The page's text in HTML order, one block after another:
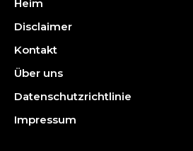
Heim
Disclaimer
Kontakt
Über uns
Datenschutzrichtlinie
Impressum